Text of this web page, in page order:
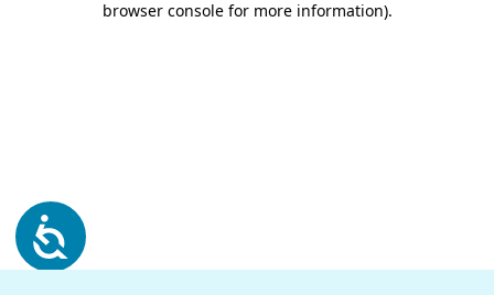
browser console for more information).